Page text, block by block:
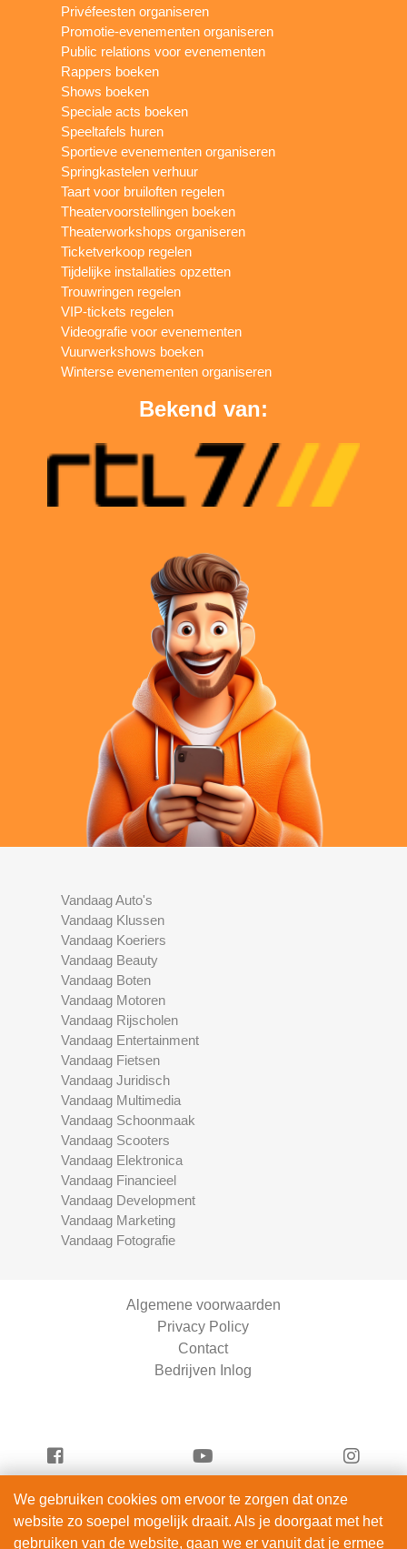
Privéfeesten organiseren
Promotie-evenementen organiseren
Public relations voor evenementen
Rappers boeken
Shows boeken
Speciale acts boeken
Speeltafels huren
Sportieve evenementen organiseren
Springkastelen verhuur
Taart voor bruiloften regelen
Theatervoorstellingen boeken
Theaterworkshops organiseren
Ticketverkoop regelen
Tijdelijke installaties opzetten
Trouwringen regelen
VIP-tickets regelen
Videografie voor evenementen
Vuurwerkshows boeken
Winterse evenementen organiseren
Bekend van:
Vandaag Auto's
Vandaag Klussen
Vandaag Koeriers
Vandaag Beauty
Vandaag Boten
Vandaag Motoren
Vandaag Rijscholen
Vandaag Entertainment
Vandaag Fietsen
Vandaag Juridisch
Vandaag Multimedia
Vandaag Schoonmaak
Vandaag Scooters
Vandaag Elektronica
Vandaag Financieel
Vandaag Development
Vandaag Marketing
Vandaag Fotografie
Algemene voorwaarden
Privacy Policy
Contact
Bedrijven Inlog
Vandaag Entertainment is onderdeel van
ServiceRight B.V. | KVK 90914872
We gebruiken cookies om ervoor te zorgen dat onze
website zo soepel mogelijk draait. Als je doorgaat met het
gebruiken van de website, gaan we er vanuit dat je ermee